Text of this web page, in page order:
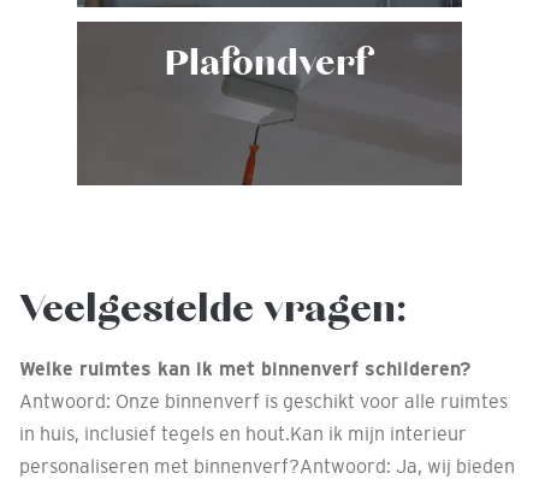
Plafondverf
Veelgestelde vragen:
Welke ruimtes kan ik met binnenverf schilderen?
Antwoord: Onze binnenverf is geschikt voor alle ruimtes
in huis, inclusief tegels en hout.Kan ik mijn interieur
personaliseren met binnenverf?Antwoord: Ja, wij bieden